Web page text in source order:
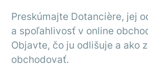
Preskúmajte Dotancière, jej
a spoľahlivosť v online
Objavte, čo ju odlišuje a ako
obchodovať.